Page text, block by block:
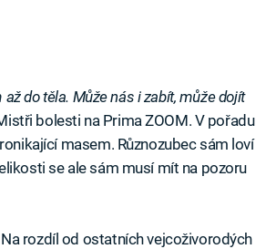
do těla. Může nás i zabít, může dojít
bolesti na Prima ZOOM. V pořadu
masem. Různozubec sám loví
se ale sám musí mít na pozoru
rozdíl od ostatních vejcoživorodých